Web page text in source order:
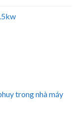
trong nhà máy